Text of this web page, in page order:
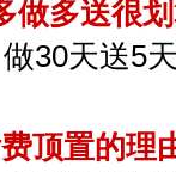
做多送很
30天送5
顶置的理